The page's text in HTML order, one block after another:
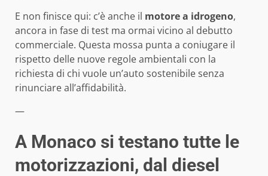
E non finisce qui: c’è anche il motore a idrogeno,
ancora in fase di test ma ormai vicino al debutto
commerciale. Questa mossa punta a coniugare il
rispetto delle nuove regole ambientali con la
richiesta di chi vuole un’auto sostenibile senza
rinunciare all’affidabilità.
—
A Monaco si testano tutte le
motorizzazioni, dal diesel